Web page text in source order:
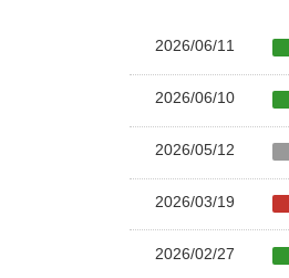
2026/06/11
2026/06/10
2026/05/12
2026/03/19
2026/02/27